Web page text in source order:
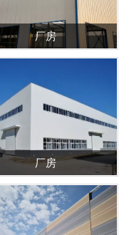
厂房
厂房